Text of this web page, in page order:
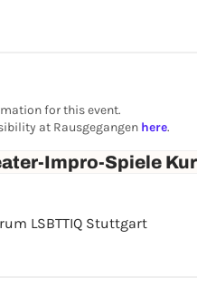
for this event.
at Rausgegangen here.
Impro-Spiele
LSBTTIQ Stuttgart